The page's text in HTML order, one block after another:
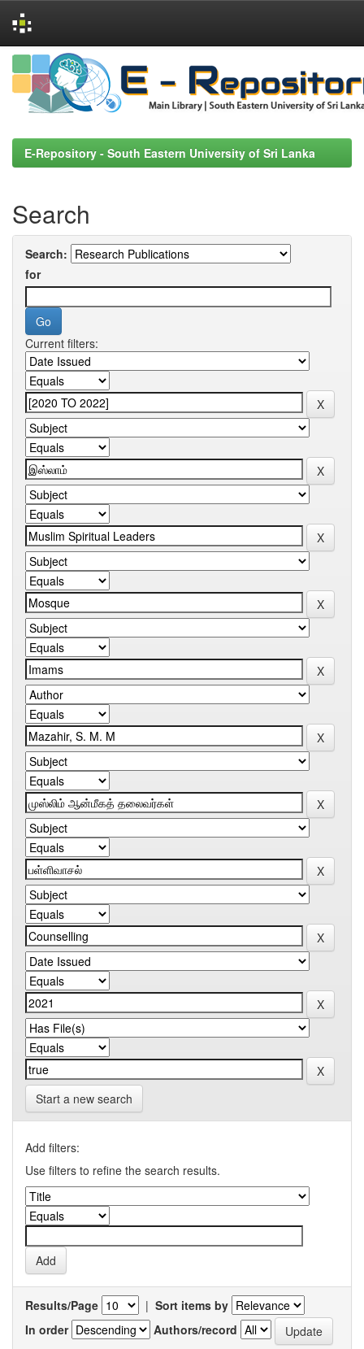
Skip
navigation
E-Repository - South Eastern University of Sri Lanka
Search
Search:
for
Current filters:
Start a new search
Add filters:
Use filters to refine the search results.
Results/Page | Sort items by
In order
Authors/record